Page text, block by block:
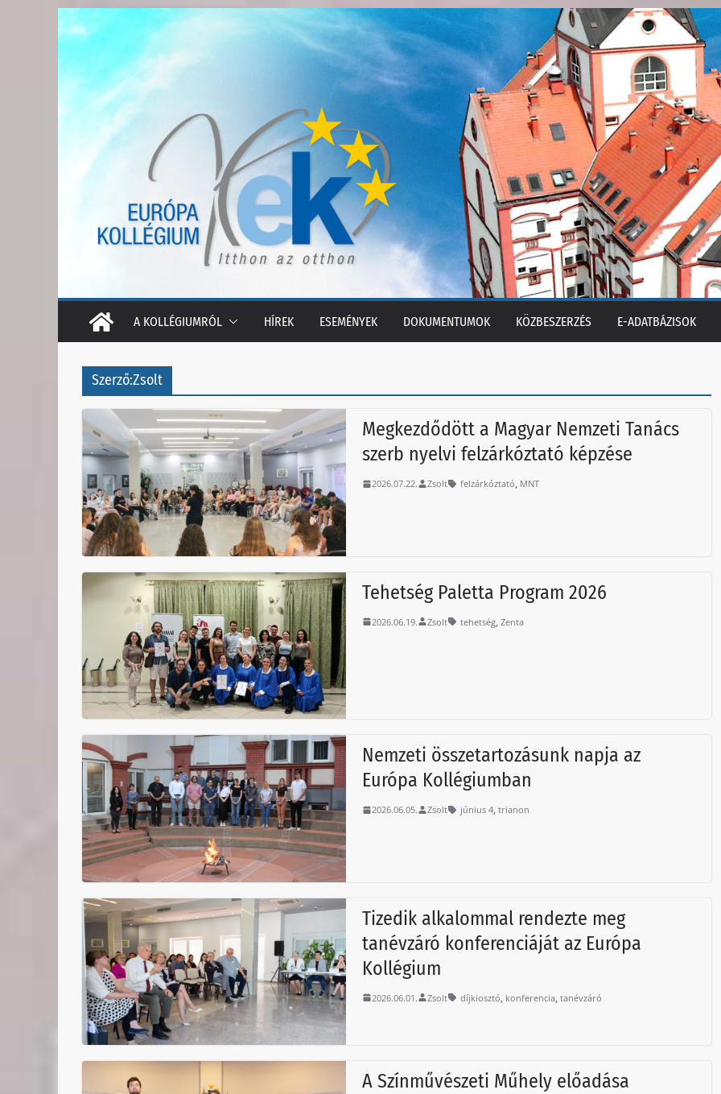
to
content
A KOLLÉGIUMRÓL HÍREK ESEMÉNYEK DOKUMENTUMOK KÖZBESZERZÉS E-ADATBÁZISOK
Szerző:Zsolt
Megkezdődött a Magyar Nemzeti Tanács
szerb nyelvi felzárkóztató képzése
2026.07.22. Zsolt felzárkóztató, MNT
Tehetség Paletta Program 2026
2026.06.19. Zsolt tehetség,Zenta
Nemzeti összetartozásunk napja az
Európa Kollégiumban
2026.06.05. Zsolt június 4,trianon
Tizedik alkalommal rendezte meg
tanévzáró konferenciáját az Európa
Kollégium
2026.06.01. Zsolt díjkiosztó, konferencia,tanévzáró
A Színművészeti Műhely előadása